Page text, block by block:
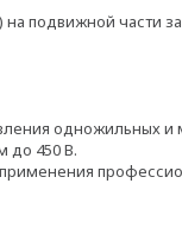
подвижной части
одножильных
до 450 В.